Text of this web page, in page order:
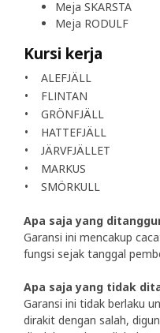
Meja SKARSTA
Meja RODULF
Kursi kerja
• ALEFJÄLL
• FLINTAN
• GRÖNFJÄLL
• HATTEFJÄLL
• JÄRVFJÄLLET
• MARKUS
• SMÖRKULL
Apa saja yang
Garansi ini mencakup
fungsi sejak tanggal
Apa saja yang tidak
Garansi ini tidak berlaku
dirakit dengan salah,